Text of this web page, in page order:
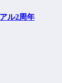
ル2周年